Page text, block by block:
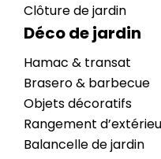
Clôture de jardin
Déco de jardin
Hamac & transat
Brasero & barbecue
Objets décoratifs
Rangement
Balancelle de jardin